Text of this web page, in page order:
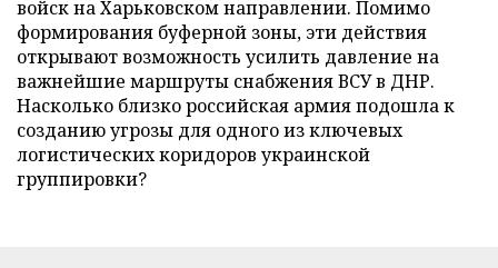
войск на Харьковском направлении. Помимо
формирования буферной зоны, эти действия
открывают возможность усилить давление на
важнейшие маршруты снабжения ВСУ в ДНР.
Насколько близко российская армия подошла к
созданию угрозы для одного из ключевых
логистических коридоров украинской
группировки?